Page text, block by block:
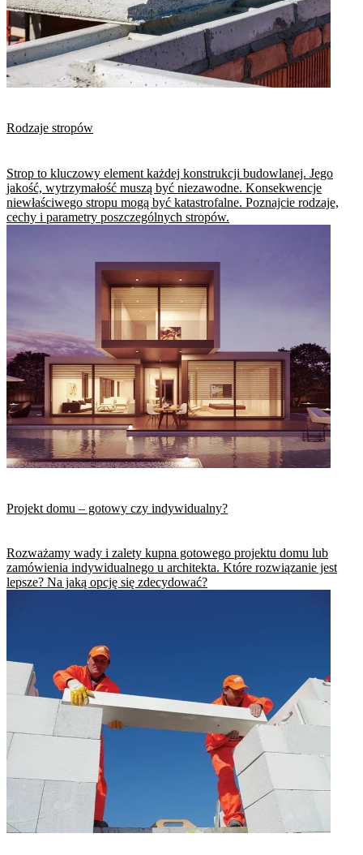
Rodzaje stropów
Strop to kluczowy element każdej konstrukcji budowlanej. Jego
jakość, wytrzymałość muszą być niezawodne. Konsekwencje
niewłaściwego stropu mogą być katastrofalne. Poznajcie rodzaje,
cechy i parametry poszczególnych stropów.
Projekt domu – gotowy czy indywidualny?
Rozważamy wady i zalety kupna gotowego projektu domu lub
zamówienia indywidualnego u architekta. Które rozwiązanie jest
lepsze? Na jaką opcję się zdecydować?